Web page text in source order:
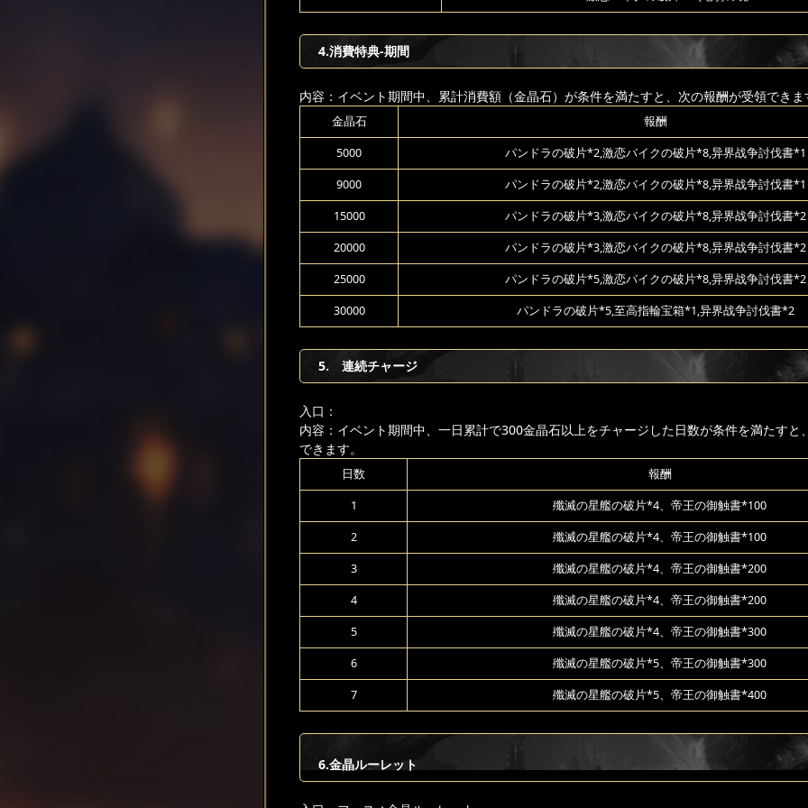
4.消費特典-期間
内容：イベント期間中、累計消費額（金晶石）が条件を満たすと、次の報酬が受領できま
金晶石 報酬
5000 パンドラの破片*2,激恋バイクの破片*8,异界战争討伐書*1
9000 パンドラの破片*2,激恋バイクの破片*8,异界战争討伐書*1
15000 パンドラの破片*3,激恋バイクの破片*8,异界战争討伐書*2
20000 パンドラの破片*3,激恋バイクの破片*8,异界战争討伐書*2
25000 パンドラの破片*5,激恋バイクの破片*8,异界战争討伐書*2
30000 パンドラの破片*5,至高指輪宝箱*1,异界战争討伐書*2
5. 連続チャージ
入口：
内容：イベント期間中、一日累計で300金晶石以上をチャージした日数が条件を満たすと
できます。
日数 報酬
1 殲滅の星艦の破片*4、帝王の御触書*100
2 殲滅の星艦の破片*4、帝王の御触書*100
3 殲滅の星艦の破片*4、帝王の御触書*200
4 殲滅の星艦の破片*4、帝王の御触書*200
5 殲滅の星艦の破片*4、帝王の御触書*300
6 殲滅の星艦の破片*5、帝王の御触書*300
7 殲滅の星艦の破片*5、帝王の御触書*400
6.金晶ルーレット